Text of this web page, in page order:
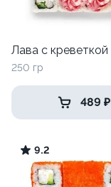
Лава с креветкой
250 гр
489 ₽
9.2